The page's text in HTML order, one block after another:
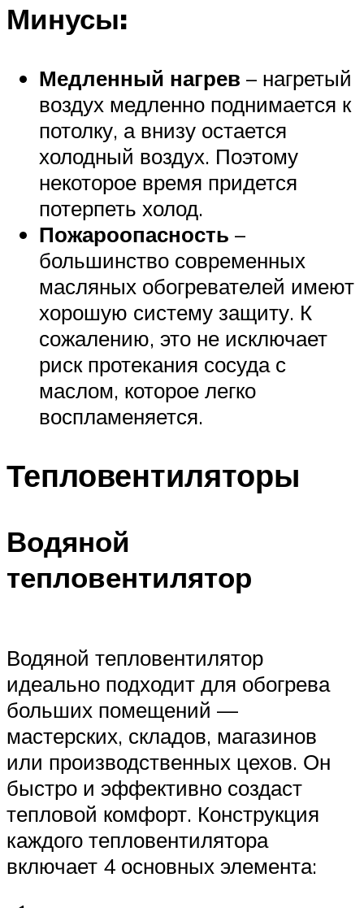
Минусы:
Медленный нагрев – нагретый
воздух медленно поднимается к
потолку, а внизу остается
холодный воздух. Поэтому
некоторое время придется
потерпеть холод.
Пожароопасность –
большинство современных
масляных обогревателей имеют
хорошую систему защиту. К
сожалению, это не исключает
риск протекания сосуда с
маслом, которое легко
воспламеняется.
Тепловентиляторы
Водяной
тепловентилятор
Водяной тепловентилятор
идеально подходит для обогрева
больших помещений —
мастерских, складов, магазинов
или производственных цехов. Он
быстро и эффективно создаст
тепловой комфорт. Конструкция
каждого тепловентилятора
включает 4 основных элемента: